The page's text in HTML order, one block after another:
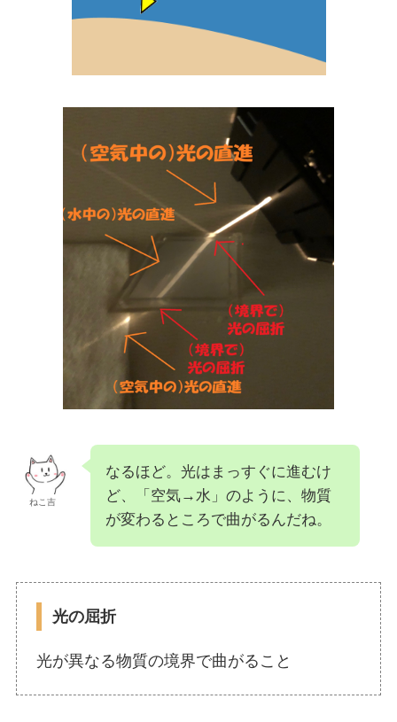
ねこ吉
なるほど。光はまっすぐに進むけ
ど、「空気→水」のように、物質
が変わるところで曲がるんだね。
光の屈折
光が異なる物質の境界で曲がること